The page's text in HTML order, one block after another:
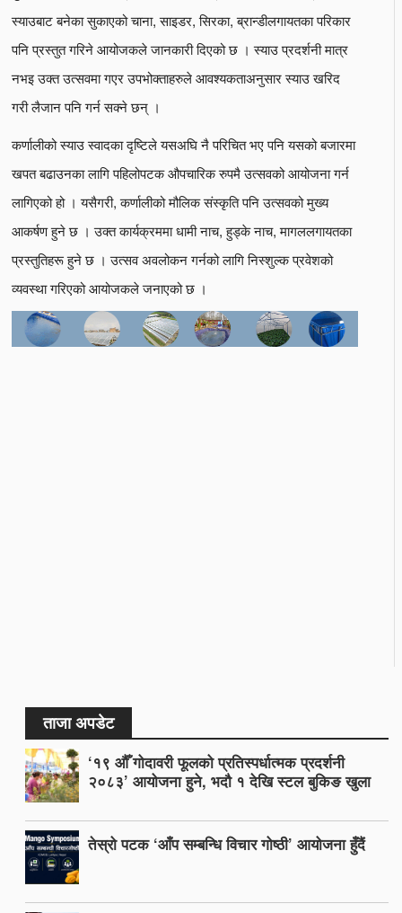
स्याउबाट बनेका सुकाएको चाना, साइडर, सिरका, ब्रान्डीलगायतका परिकार
पनि प्रस्तुत गरिने आयोजकले जानकारी दिएको छ । स्याउ प्रदर्शनी मात्र
नभइ उक्त उत्सवमा गएर उपभोक्ताहरुले आवश्यकताअनुसार स्याउ खरिद
गरी लैजान पनि गर्न सक्ने छन् ।
कर्णालीको स्याउ स्वादका दृष्टिले यसअघि नै परिचित भए पनि यसको बजारमा
खपत बढाउनका लागि पहिलोपटक औपचारिक रुपमै उत्सवको आयोजना गर्न
लागिएको हो । यसैगरी, कर्णालीको मौलिक संस्कृति पनि उत्सवको मुख्य
आकर्षण हुने छ । उक्त कार्यक्रममा धामी नाच, हुड्के नाच, मागललगायतका
प्रस्तुतिहरू हुने छ । उत्सव अवलोकन गर्नको लागि निस्शुल्क प्रवेशको
व्यवस्था गरिएको आयोजकले जनाएको छ ।
ताजा अपडेट
‘१९ औँ गोदावरी फूलको प्रतिस्पर्धात्मक प्रदर्शनी
२०८३’ आयोजना हुने, भदौ १ देखि स्टल बुकिङ खुला
तेस्रो पटक ‘आँप सम्बन्धि विचार गोष्ठी’ आयोजना हुँदैं